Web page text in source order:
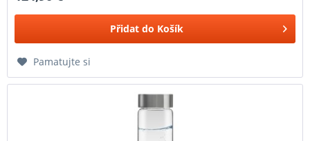
Přidat do Košík
Pamatujte si